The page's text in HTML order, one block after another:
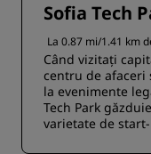
Sofia Tech
La 0.87 mi/1.41 km
Când vizitați
centru de afaceri
la evenimente
Tech Park
varietate de